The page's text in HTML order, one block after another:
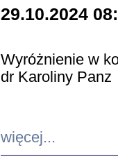
29.10.2024
Wyróżnienie w
dr Karoliny Panz
więcej...